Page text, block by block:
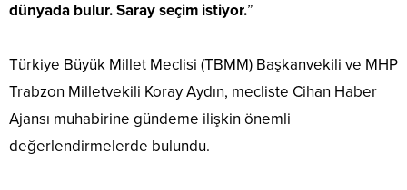
dünyada bulur. Saray seçim istiyor.”
Türkiye Büyük Millet Meclisi (TBMM) Başkanvekili ve MHP
Trabzon Milletvekili Koray Aydın, mecliste Cihan Haber
Ajansı muhabirine gündeme ilişkin önemli
değerlendirmelerde bulundu.